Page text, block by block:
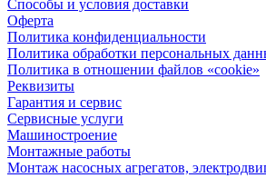
Способы и условия доставки
Оферта
Политика конфиденциальности
Политика обработки персональных
Политика в отношении файлов «cookie»
Реквизиты
Гарантия и сервис
Сервисные услуги
Машиностроение
Монтажные работы
Монтаж насосных агрегатов,